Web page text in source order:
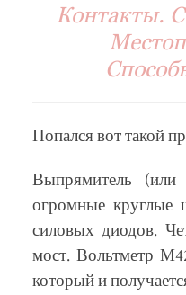
Контакты.
Попался вот такой
Выпрямитель
огромные
силовых диодов.
мост. Вольтметр
который и